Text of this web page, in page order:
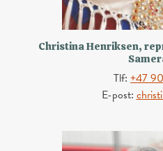
Christina Henriksen,
Tlf: +47
E-post: